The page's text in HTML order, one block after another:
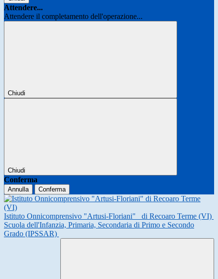
Attendere...
Attendere il completamento dell'operazione...
Chiudi
Chiudi
Conferma
Annulla Conferma
Istituto Onnicomprensivo "Artusi-Floriani"
di Recoaro Terme (VI)
Scuola dell'Infanzia, Primaria, Secondaria di Primo e Secondo
Grado (IPSSAR)